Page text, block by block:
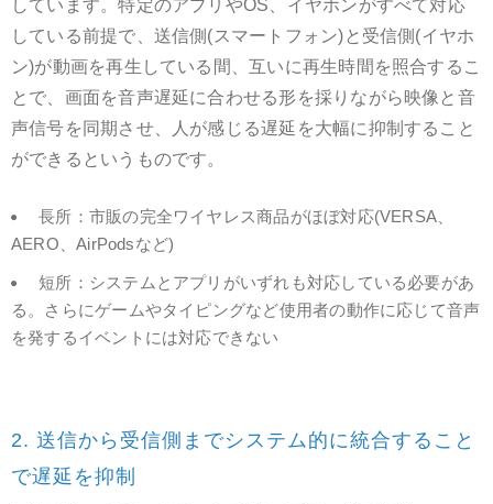
しています。特定のアプリやOS、イヤホンがすべて対応
している前提で、送信側(スマートフォン)と受信側(イヤホ
ン)が動画を再生している間、互いに再生時間を照合するこ
とで、画面を音声遅延に合わせる形を採りながら映像と音
声信号を同期させ、人が感じる遅延を大幅に抑制すること
ができるというものです。
長所：市販の完全ワイヤレス商品がほぼ対応(VERSA、
AERO、AirPodsなど)
短所：システムとアプリがいずれも対応している必要があ
る。さらにゲームやタイピングなど使用者の動作に応じて音声
を発するイベントには対応できない
2. 送信から受信側までシステム的に統合すること
で遅延を抑制